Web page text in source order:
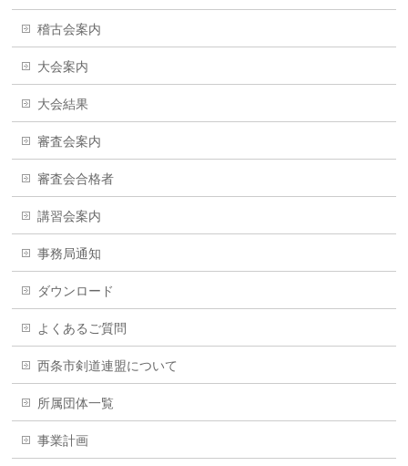
稽古会案内
大会案内
大会結果
審査会案内
審査会合格者
講習会案内
事務局通知
ダウンロード
よくあるご質問
西条市剣道連盟について
所属団体一覧
事業計画